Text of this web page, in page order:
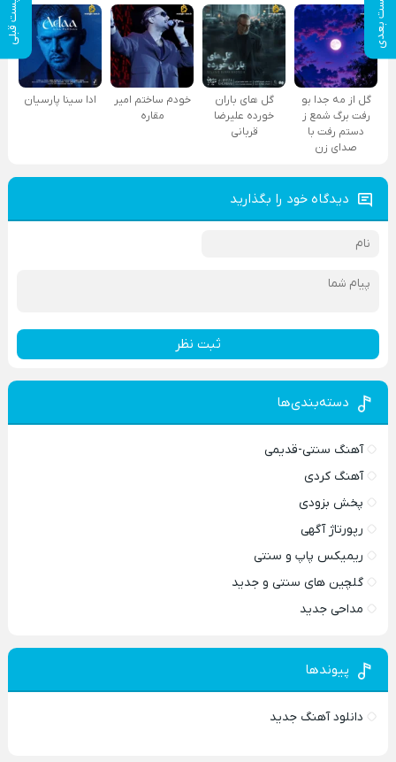
پست بعدی پست قبلی
گل از مه جدا بو
رفت برگ شمع ز
دستم رفت با
صدای زن
گل های باران
خورده علیرضا
قربانی
خودم ساختم امیر
مقاره
ادا سینا پارسیان
دیدگاه خود را بگذارید
ثبت نظر
دسته‌بندی‌ها
آهنگ سنتی-قدیمی
آهنگ کردی
پخش بزودی
رپورتاژ آگهی
ریمیکس پاپ و سنتی
گلچین های سنتی و جدید
مداحی جدید
پیوندها
دانلود آهنگ جدید